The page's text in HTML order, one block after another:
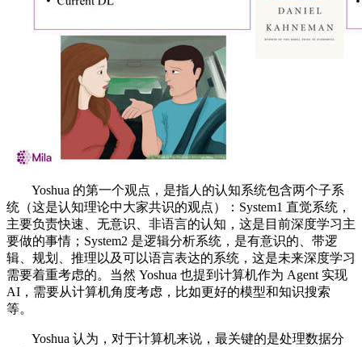
Yoshua 的第一个观点，是指人的认知系统包含两个子系
统（这是认知理论中大家共识的观点）：System1 直觉系统，
主要负责快速、无意识、非语言的认知，这是目前深度学习主
要做的事情；System2 是逻辑分析系统，是有意识的、带逻
辑、规划、推理以及可以语言表达的系统，这是未来深度学习
需要着重考虑的。当然 Yoshua 也提到计算机作为 Agent 实现
AI，需要从计算机角度考虑，比如更好的模型和知识搜索
等。
Yoshua 认为，对于计算机来说，最关键的是处理数据分